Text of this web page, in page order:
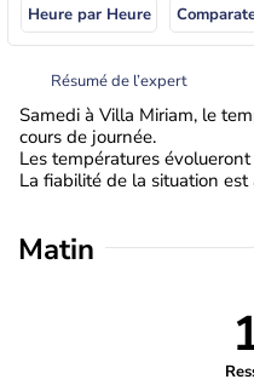
Heure par Heure
Résumé de l’expert
Samedi à Villa Miriam, le
cours de journée.
Les températures
La fiabilité de la situation est
Matin